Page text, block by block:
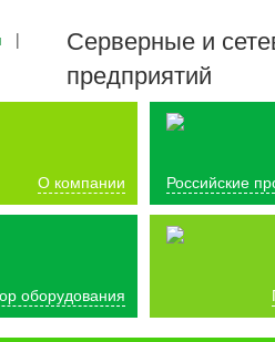
|
Серверные и
предприятий
О компании Российские
оборудования